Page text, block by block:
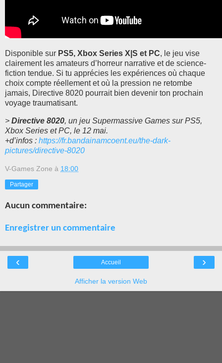
Disponible sur PS5, Xbox Series X|S et PC, le jeu vise
clairement les amateurs d’horreur narrative et de science-
fiction tendue. Si tu apprécies les expériences où chaque
choix compte réellement et où la pression ne retombe
jamais, Directive 8020 pourrait bien devenir ton prochain
voyage traumatisant.
> Directive 8020, un jeu Supermassive Games sur PS5,
Xbox Series et PC, le 12 mai.
+d’infos : https://fr.bandainamcoent.eu/the-dark-
pictures/directive-8020
V-Games Zone à 18:00
Partager
Aucun commentaire:
Enregistrer un commentaire
‹ ›
Accueil
Afficher la version Web